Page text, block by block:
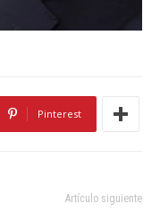
Pinterest
Artículo siguiente